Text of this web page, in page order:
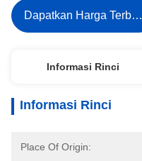
Dapatkan Harga Terbaik
Informasi Rinci
Informasi Rinci
Place Of Origin: